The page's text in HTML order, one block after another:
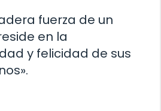
fuerza de un
en la
y felicidad de sus